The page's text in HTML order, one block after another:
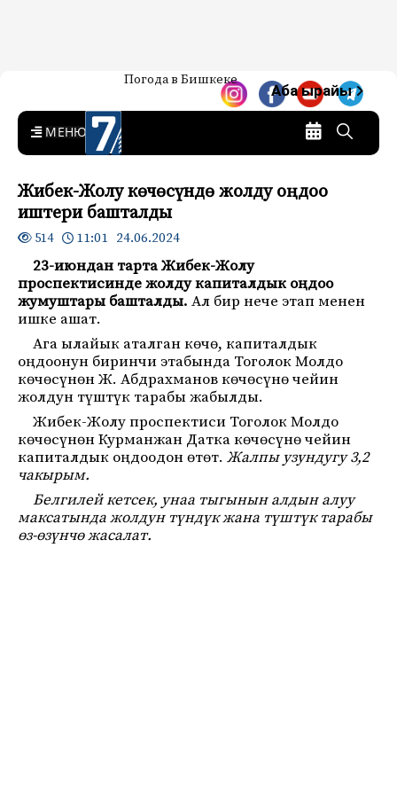
7-канал. Жаңылыктар —
Кыргызстан
Жаңылыктар — Кыргызстан
Погода в Бишкеке
Аба ырайы
MENU
Жибек-Жолу көчөсүндө жолду оңдоо
иштери башталды
514 11:01 24.06.2024
23-июндан тарта Жибек-Жолу
проспектисинде жолду капиталдык оңдоо
жумуштары башталды. Ал бир нече этап менен
ишке ашат.
Ага ылайык аталган көчө, капиталдык
оңдоонун биринчи этабында Тоголок Молдо
көчөсүнөн Ж. Абдрахманов көчөсүнө чейин
жолдун түштүк тарабы жабылды.
Жибек-Жолу проспектиси Тоголок Молдо
көчөсүнөн Курманжан Датка көчөсүнө чейин
капиталдык оңдоодон өтөт. Жалпы узундугу 3,2
чакырым.
Белгилей кетсек, унаа тыгынын алдын алуу
максатында жолдун түндүк жана түштүк тарабы
өз-өзүнчө жасалат.